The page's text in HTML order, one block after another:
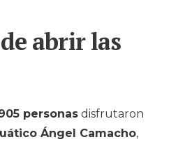
abrir las
personas disfrutaron
Ángel Camacho,